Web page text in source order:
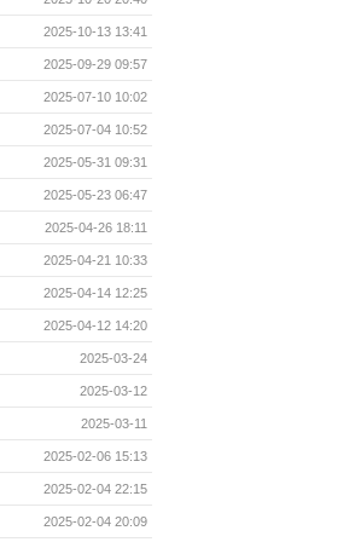
2025-10-13 13:41
2025-09-29 09:57
2025-07-10 10:02
2025-07-04 10:52
2025-05-31 09:31
2025-05-23 06:47
2025-04-26 18:11
2025-04-21 10:33
2025-04-14 12:25
2025-04-12 14:20
2025-03-24
2025-03-12
2025-03-11
2025-02-06 15:13
2025-02-04 22:15
2025-02-04 20:09